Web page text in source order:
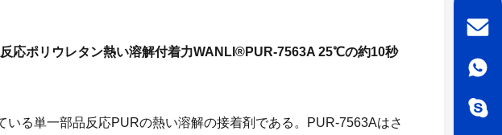
応ポリウレタン熱い溶解付着力WANLI®PUR-7563A 25℃の約10秒
る単一部品反応PURの熱い溶解の接着剤である。 PUR-7563Aはさ